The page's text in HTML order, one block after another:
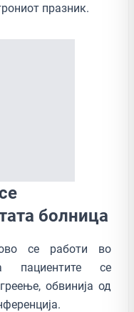
празник.
болница
се работи во
пациентите се
обвинија од